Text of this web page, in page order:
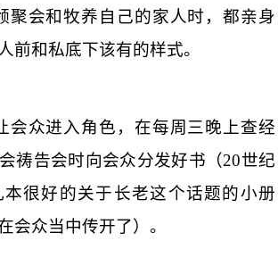
聚会和牧养自己的家人时，都亲身
前和私底下该有的样式。
会众进入角色，在每周三晚上查经
祷告会时向会众分发好书（20世纪
很好的关于长老这个话题的小册
会众当中传开了）。